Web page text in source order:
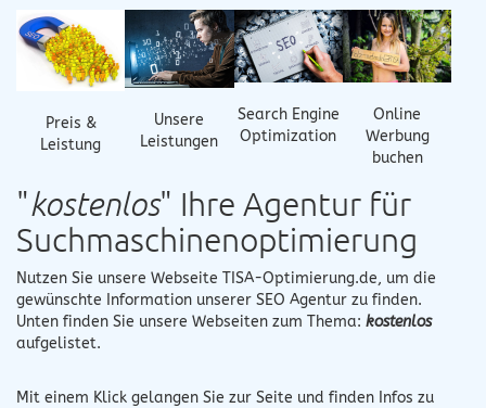
Preis &
Leistung
Unsere
Leistungen
Search Engine
Optimization
Online
Werbung
buchen
"kostenlos" Ihre Agentur für
Suchmaschinenoptimierung
Nutzen Sie unsere Webseite TISA-Optimierung.de, um die
gewünschte Information unserer SEO Agentur zu finden.
Unten finden Sie unsere Webseiten zum Thema: kostenlos
aufgelistet.
Mit einem Klick gelangen Sie zur Seite und finden Infos zu